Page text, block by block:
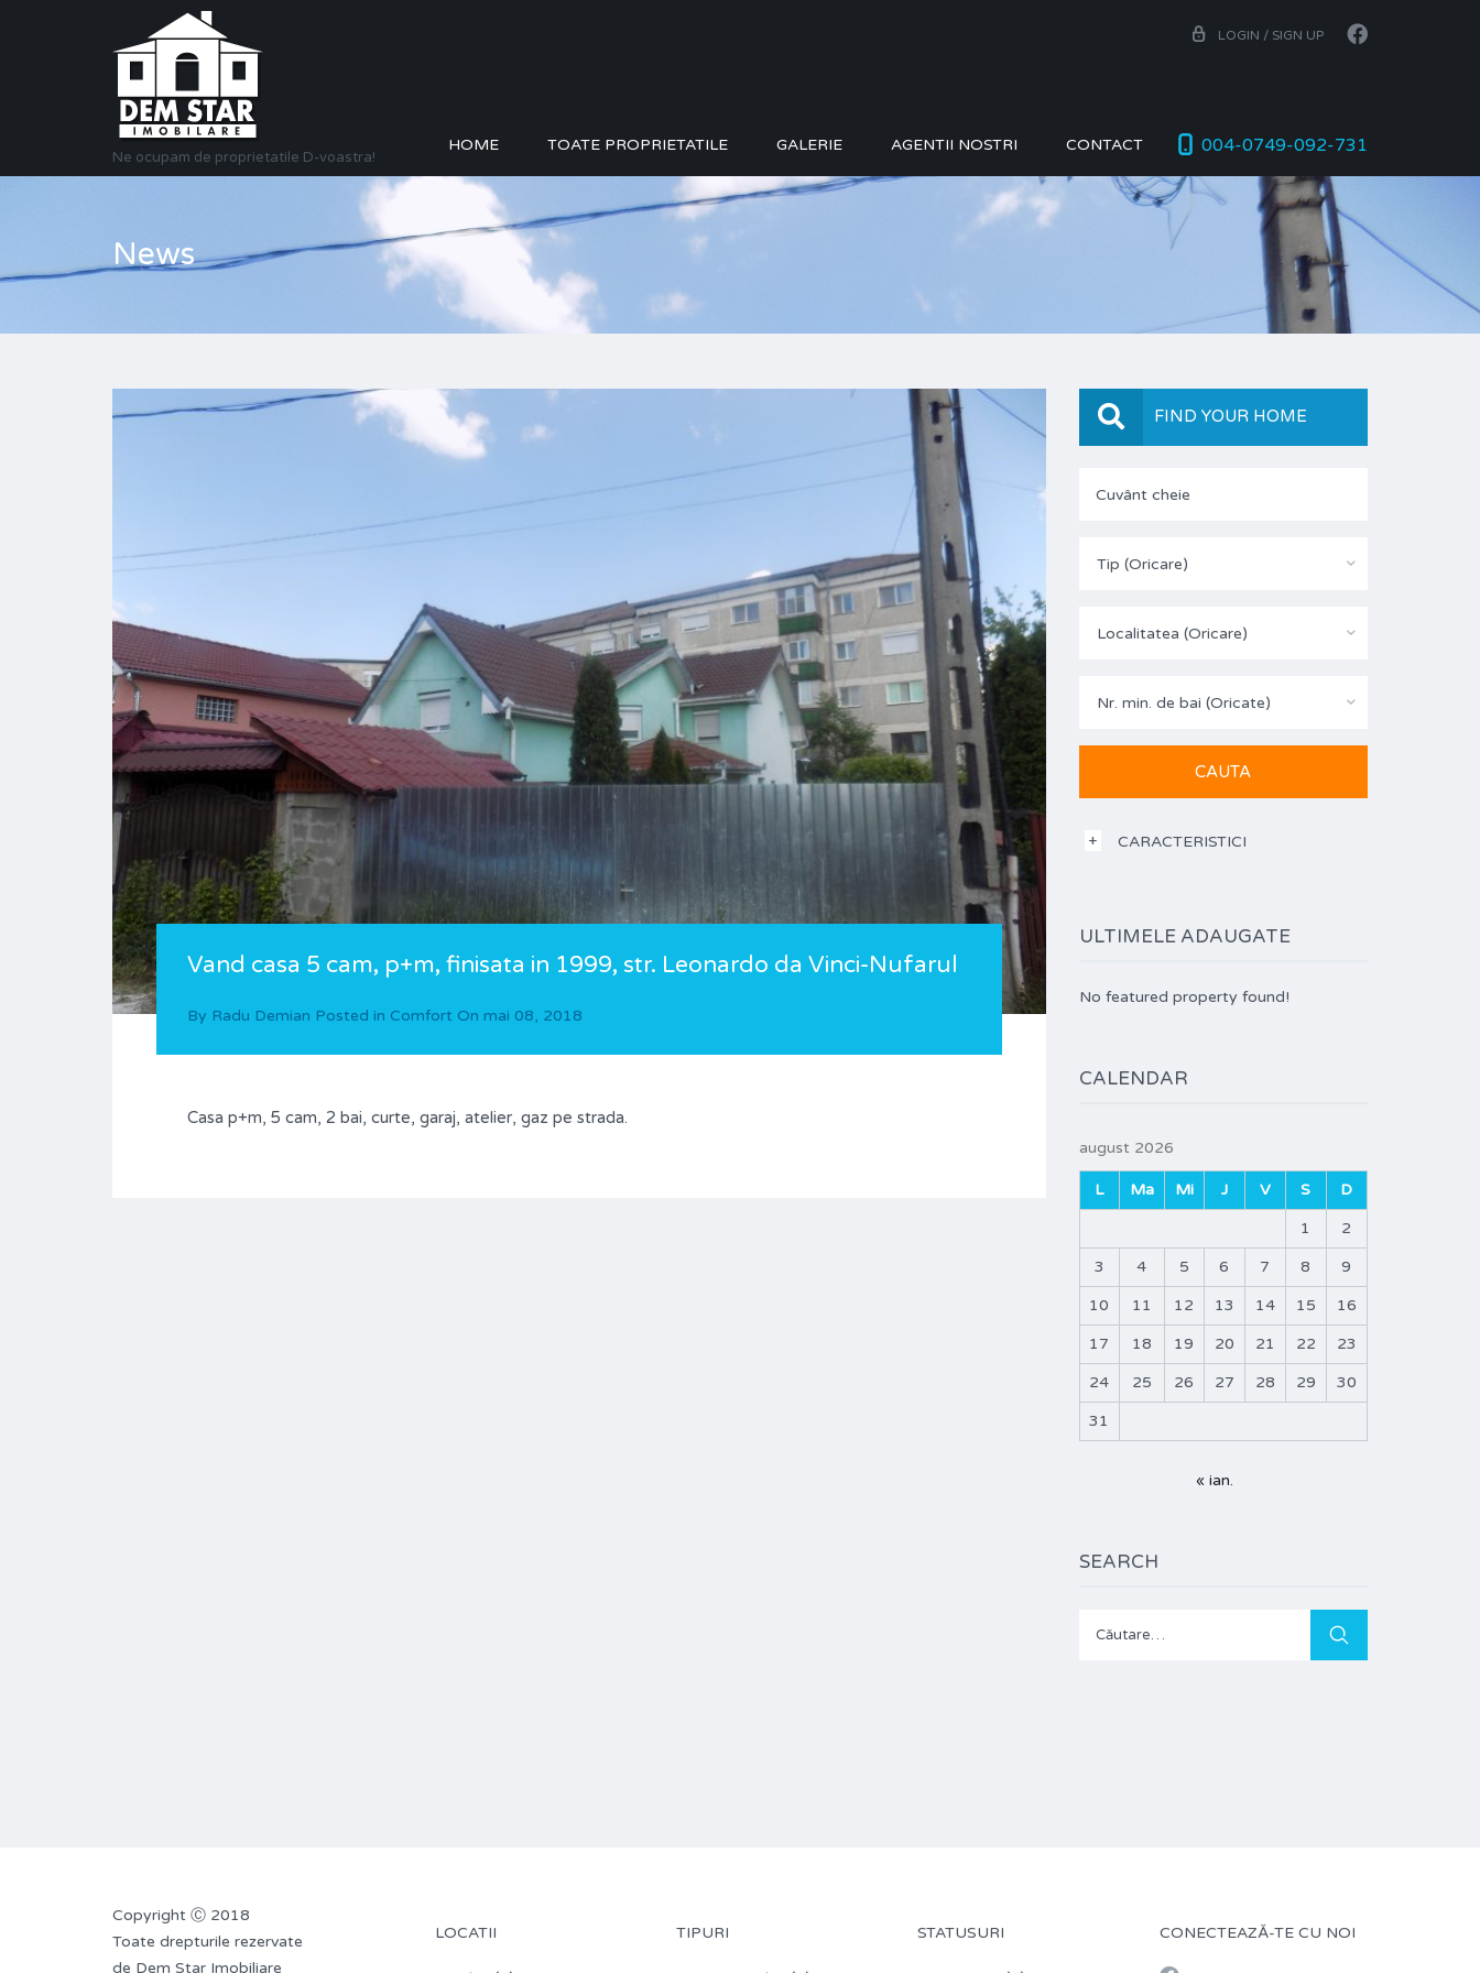
Ne ocupam de proprietatile D-voastra!
LOGIN / SIGN UP
004-0749-092-731
HOME TOATE PROPRIETATILE GALERIE AGENTII NOSTRI CONTACT
News
Vand casa 5 cam, p+m, finisata in 1999, str. Leonardo da Vinci-Nufarul
By Radu Demian Posted in Comfort On mai 08, 2018
Casa p+m, 5 cam, 2 bai, curte, garaj, atelier, gaz pe strada.
FIND YOUR HOME
Tip (Oricare)
Localitatea (Oricare)
Nr. min. de bai (Oricate)
CARACTERISTICI
ULTIMELE ADAUGATE
No featured property found!
CALENDAR
august 2026
L Ma Mi J V S D
1 2
3 4 5 6 7 8 9
10 11 12 13 14 15 16
17 18 19 20 21 22 23
24 25 26 27 28 29 30
31
« ian.
SEARCH
Caută
după:
Copyright Ⓒ 2018
Toate drepturile rezervate
de Dem Star Imobiliare
LOCATII TIPURI STATUSURI CONECTEAZĂ-TE CU NOI